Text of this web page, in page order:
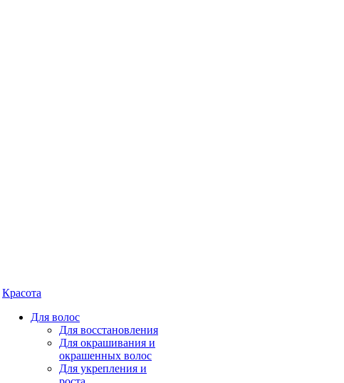
Красота
Для волос
Для восстановления
Для окрашивания и
окрашенных волос
Для укрепления и